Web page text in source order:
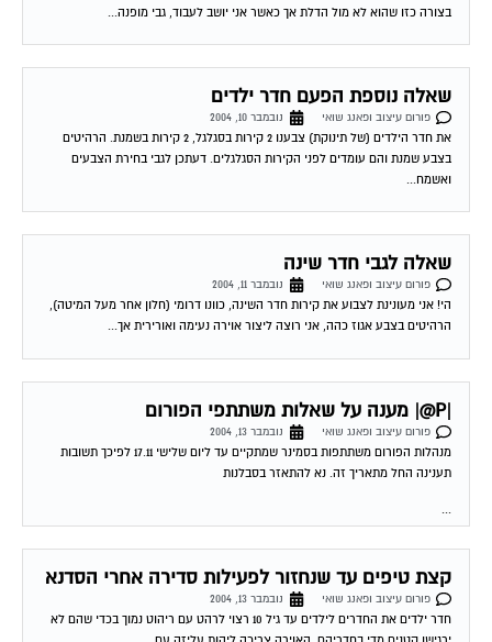
בצורה כזו שהוא לא מול הדלת אך כאשר אני יושב לעבוד, גבי מופנה...
שאלה נוספת הפעם חדר ילדים
פורום עיצוב ופאנג שואי
נובמבר 10, 2004
את חדר הילדים (של תינוקת) צבענו 2 קירות בסגלגל, 2 קירות בשמנת. הרהיטים
בצבע שמנת והם עומדים לפני הקירות הסגלגלים. דעתכן לגבי בחירת הצבעים
ואשמח...
שאלה לגבי חדר שינה
פורום עיצוב ופאנג שואי
נובמבר 11, 2004
הי! אני מעונינת לצבוע את קירות חדר השינה, כוונו דרומי (חלון אחר מעל המיטה),
הרהיטים בצבע אגוז כהה, אני רוצה ליצור אוירה נעימה ואורירית אך...
|P@| מענה על שאלות משתתפי הפורום
פורום עיצוב ופאנג שואי
נובמבר 13, 2004
מנהלות הפורום משתתפות בסמינר שמתקיים עד ליום שלישי 17.11 לפיכך תשובות
תענינה החל מתאריך זה. נא להתאזר בסבלנות
...
קצת טיפים עד שנחזור לפעילות סדירה אחרי הסדנא
פורום עיצוב ופאנג שואי
נובמבר 13, 2004
חדר ילדים את החדרים לילדים עד גיל 10 רצוי לרהט עם ריהוט נמוך בכדי שהם לא